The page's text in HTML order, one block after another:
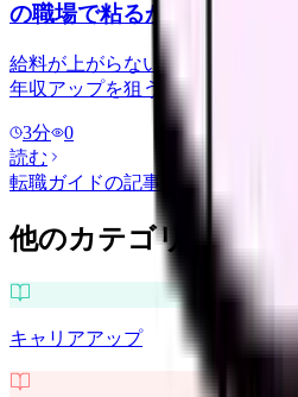
の職場で粘るか移るか
給料が上がらない看護師向けに
年収アップを狙うかの判断基準を
3分
0
読む
転職ガイドの記事をもっと見る
他のカテゴリを探す
キャリアアップ